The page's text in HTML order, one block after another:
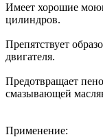
Имеет хорошие
цилиндров.
Препятствует
двигателя.
Предотвращает
смазывающей
Применение: